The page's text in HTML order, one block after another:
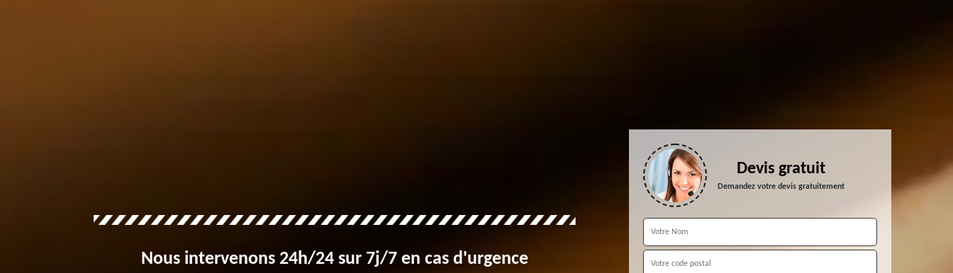
Nous intervenons 24h/24 sur 7j/7 en cas d'urgence
Devis gratuit
Demandez votre devis gratuitement